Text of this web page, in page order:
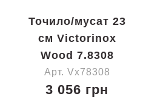
Точило/мусат 23
см Victorinox
Wood 7.8308
Арт. Vx78308
3 056 грн